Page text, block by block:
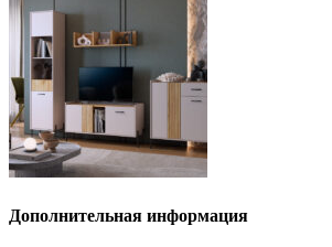
Дополнительная информация